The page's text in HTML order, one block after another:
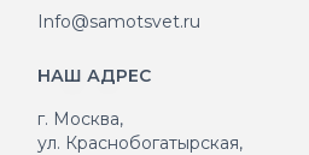
Info@samotsvet.ru
НАШ АДРЕС
г. Москва,
ул. Краснобогатырская,